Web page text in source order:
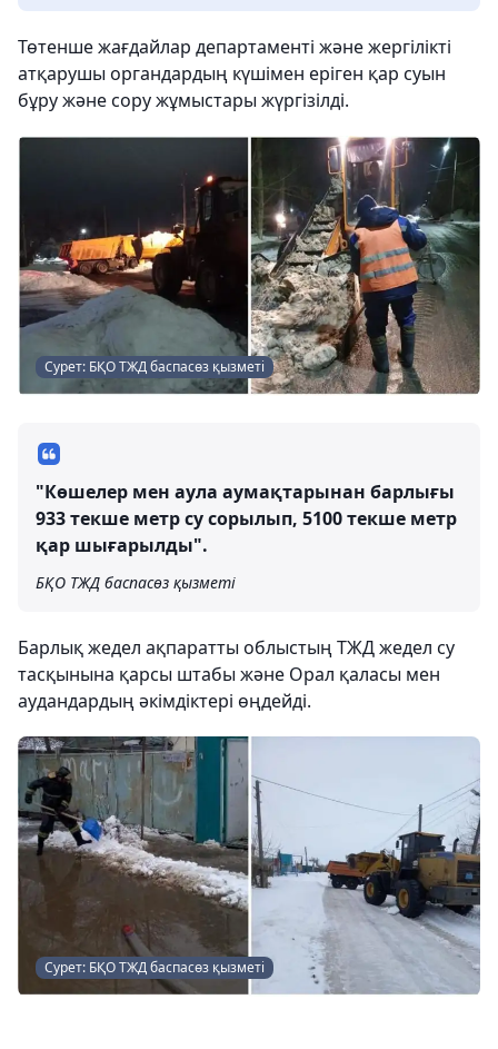
Төтенше жағдайлар департаменті және жергілікті
атқарушы органдардың күшімен еріген қар суын
бұру және сору жұмыстары жүргізілді.
Сурет: БҚО ТЖД баспасөз қызметі
"Көшелер мен аула аумақтарынан барлығы
933 текше метр су сорылып, 5100 текше метр
қар шығарылды".
БҚО ТЖД баспасөз қызметі
Барлық жедел ақпаратты облыстың ТЖД жедел су
тасқынына қарсы штабы және Орал қаласы мен
аудандардың әкімдіктері өңдейді.
Сурет: БҚО ТЖД баспасөз қызметі